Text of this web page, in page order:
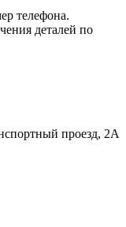
телефона.
деталей по
проезд, 2А